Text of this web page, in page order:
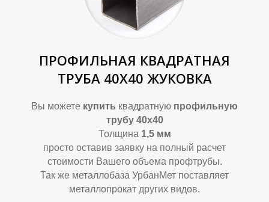
А
ПРОФИЛЬНАЯ КВАДРАТНАЯ
ТРУБА 40Х40 ЖУКОВКА
Вы можете купить квадратную профильную
трубу 40х40
Толщина 1,5 мм
просто оставив заявку на полный расчет
стоимости Вашего объема профтрубы.
Так же металлобаза УрбанМет поставляет
металлопрокат других видов.
А